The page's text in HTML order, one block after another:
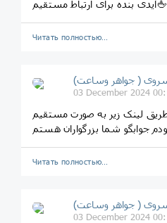
Читать полностью…
( جواهر وساعت)
03 December 2024
لینک زیر به صورت مستقیم
جوابگو شما بزرگواران هستم
Читать полностью…
( جواهر وساعت)
03 December 2024